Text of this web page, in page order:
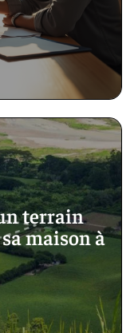
terrain
maison à